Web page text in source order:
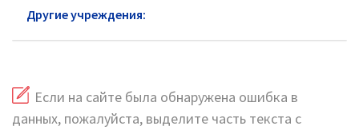
Другие учреждения:
Если на сайте была обнаружена ошибка в
данных, пожалуйста, выделите часть текста с